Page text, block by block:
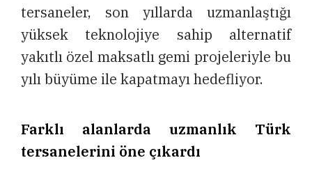
tersaneler, son yıllarda uzmanlaştığı
yüksek teknolojiye sahip alternatif
yakıtlı özel maksatlı gemi projeleriyle bu
yılı büyüme ile kapatmayı hedefliyor.
Farklı alanlarda uzmanlık Türk
tersanelerini öne çıkardı